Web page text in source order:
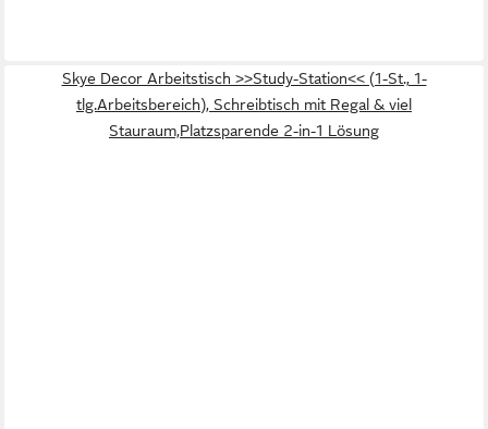
Skye Decor Arbeitstisch >>Study-Station<< (1-St., 1-
tlg.Arbeitsbereich), Schreibtisch mit Regal & viel
Stauraum,Platzsparende 2-in-1 Lösung